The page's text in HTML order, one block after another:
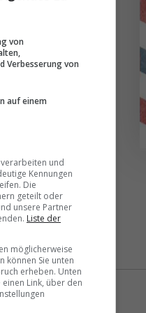
von
Verbesserung von
auf einem
und
Kennungen
Die
geteilt oder
unsere Partner
Liste der
möglicherweise
können Sie unten
erheben. Unten
Link, über den